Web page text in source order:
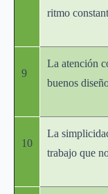
ritmo
9
La atención
buenos
10
La
trabajo que